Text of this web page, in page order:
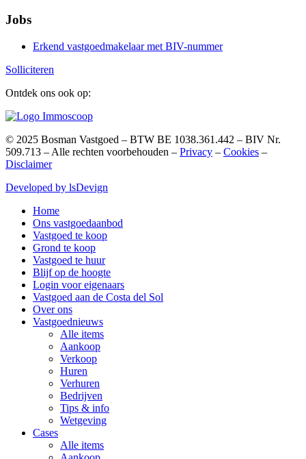
Jobs
Erkend vastgoedmakelaar met BIV-nummer
Solliciteren
Ontdek ons ook op:
© 2025 Bosman Vastgoed – BTW BE 1038.361.442 – BIV Nr.
509.713 – Alle rechten voorbehouden – Privacy – Cookies –
Disclaimer
Developed by lsDevign
Home
Ons vastgoedaanbod
Vastgoed te koop
Grond te koop
Vastgoed te huur
Blijf op de hoogte
Login voor eigenaars
Vastgoed aan de Costa del Sol
Over ons
Vastgoednieuws
Alle items
Aankoop
Verkoop
Huren
Verhuren
Bedrijven
Tips & info
Wetgeving
Cases
Alle items